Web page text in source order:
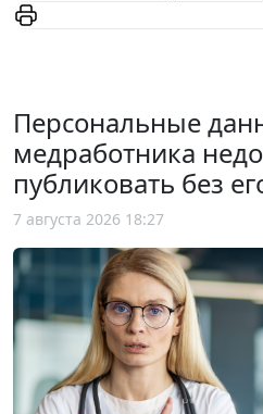
Персональные
медработника
публиковать без
7 августа 2026 18:27